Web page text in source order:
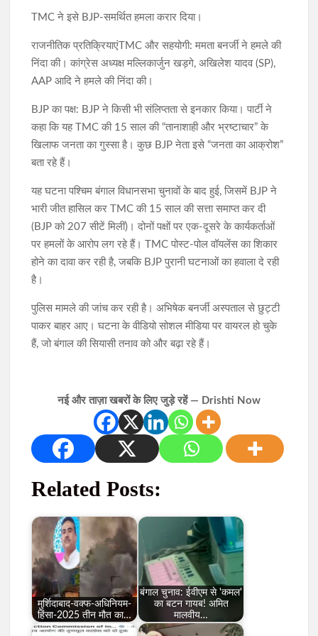
TMC ने इसे BJP-समर्थित हमला करार दिया।
राजनीतिक प्रतिक्रियाएंTMC और सहयोगी: ममता बनर्जी ने हमले की
निंदा की। कांग्रेस अध्यक्ष मल्लिकार्जुन खड़गे, अखिलेश यादव (SP),
AAP आदि ने हमले की निंदा की।
BJP का पक्ष: BJP ने किसी भी संलिप्तता से इनकार किया। पार्टी ने
कहा कि यह TMC की 15 साल की “तानाशाही और भ्रष्टाचार” के
खिलाफ जनता का गुस्सा है। कुछ BJP नेता इसे “जनता का आक्रोश”
बता रहे हैं।
यह घटना पश्चिम बंगाल विधानसभा चुनावों के बाद हुई, जिसमें BJP ने
भारी जीत हासिल कर TMC की 15 साल की सत्ता समाप्त कर दी
(BJP को 207 सीटें मिलीं)। दोनों पक्षों पर एक-दूसरे के कार्यकर्ताओं
पर हमलों के आरोप लग रहे हैं। TMC पोस्ट-पोल वॉयलेंस का शिकार
होने का दावा कर रही है, जबकि BJP पुरानी घटनाओं का हवाला दे रही
है।
पुलिस मामले की जांच कर रही है। अभिषेक बनर्जी अस्पताल से छुट्टी
पाकर बाहर आए। घटना के वीडियो सोशल मीडिया पर वायरल हो चुके
हैं, जो बंगाल की सियासी तनाव को और बढ़ा रहे हैं।
नई और ताज़ा खबरों के लिए जुड़े रहें — Drishti Now
Related Posts:
मुर्शिदाबाद-वक्फ-अधिनियम-
हिंसा-2025 तीन मौत का…
बंगाल चुनाव: ईवीएम से 'कमल'
का बटन गायब! अमित
मालवीय…